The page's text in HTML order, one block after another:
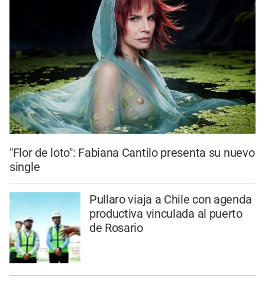
"Flor de loto": Fabiana Cantilo presenta su nuevo
single
Pullaro viaja a Chile con agenda
productiva vinculada al puerto
de Rosario